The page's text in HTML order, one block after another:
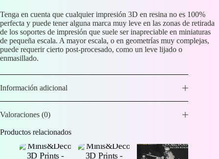
Tenga en cuenta que cualquier impresión 3D en resina no es 100%
perfecta y puede tener alguna marca muy leve en las zonas de retirada
de los soportes de impresión que suele ser inapreciable en miniaturas
de pequeña escala. A mayor escala, o en geometrías muy complejas,
puede requerir cierto post-procesado, como un leve lijado o
enmasillado.
Información adicional
Valoraciones (0)
Productos relacionados